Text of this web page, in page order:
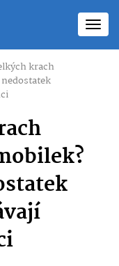
krach